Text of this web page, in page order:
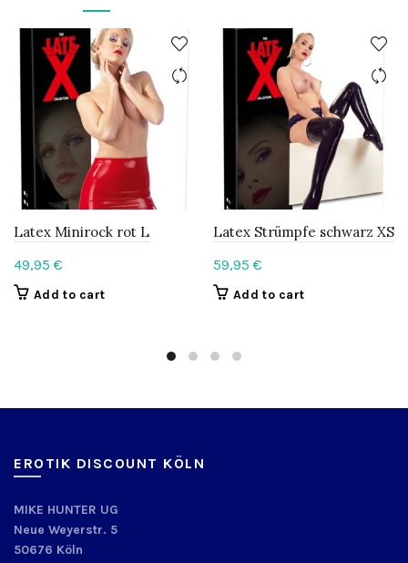
Latex Minirock rot L
49,95 €
Add to cart
Latex Strümpfe schwarz XS
59,95 €
Add to cart
EROTIK DISCOUNT KÖLN
MIKE HUNTER UG
Neue Weyerstr. 5
50676 Köln